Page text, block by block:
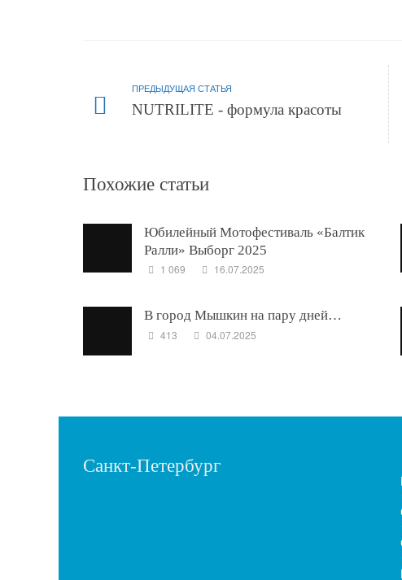
ПРЕДЫДУЩАЯ СТАТЬЯ
NUTRILITE - формула красоты
Похожие статьи
Юбилейный Мотофестиваль «Балтик
Ралли» Выборг 2025
1 069 16.07.2025
В город Мышкин на пару дней…
413 04.07.2025
Санкт-Петербург